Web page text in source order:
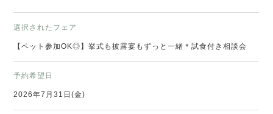
選択されたフェア
【ペット参加OK◎】挙式も披露宴もずっと一緒＊試食付き相談会
予約希望日
2026年7月31日(金)